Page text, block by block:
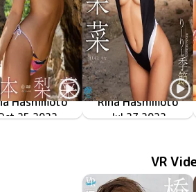
Hashimoto
バル with りな
OME-461
25 2022
Rina Hashimoto
りーりーの季節
MMR-AZ248
Jul 27 2022
VR